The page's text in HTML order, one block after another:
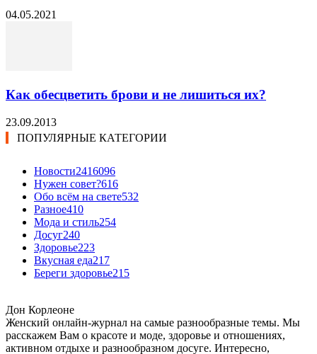
04.05.2021
Как обесцветить брови и не лишиться их?
23.09.2013
ПОПУЛЯРНЫЕ КАТЕГОРИИ
Новости2416096
Нужен совет?616
Обо всём на свете532
Разное410
Мода и стиль254
Досуг240
Здоровье223
Вкусная еда217
Береги здоровье215
Дон Корлеоне
Женский онлайн-журнал на самые разнообразные темы. Мы
расскажем Вам о красоте и моде, здоровье и отношениях,
активном отдыхе и разнообразном досуге. Интересно,